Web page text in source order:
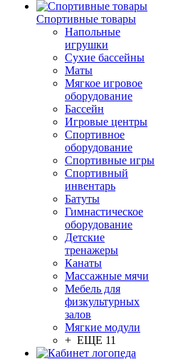
Спортивные товары
Напольные
игрушки
Сухие бассейны
Маты
Мягкое игровое
оборудование
Бассейн
Игровые центры
Спортивное
оборудование
Спортивные игры
Спортивный
инвентарь
Батуты
Гимнастическое
оборудование
Детские
тренажеры
Канаты
Массажные мячи
Мебель для
физкультурных
залов
Мягкие модули
+ ЕЩЕ 11